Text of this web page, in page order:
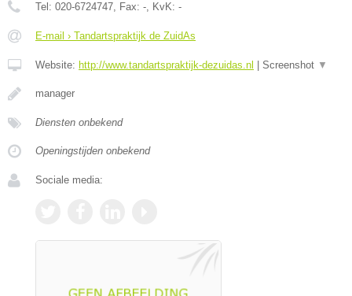
Tel: 020-6724747, Fax: -, KvK: -
E-mail › Tandartspraktijk de ZuidAs
Website: http://www.tandartspraktijk-dezuidas.nl Screenshot ▼
manager
Diensten onbekend
Openingstijden onbekend
Sociale media: